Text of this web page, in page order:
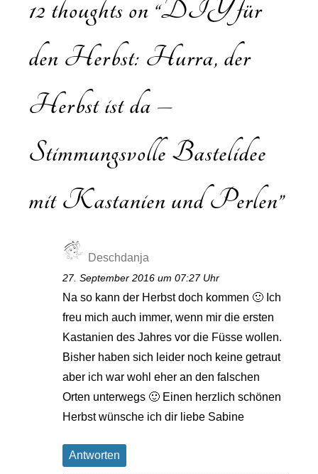
12 thoughts on “DIY für
den Herbst: Hurra, der
Herbst ist da –
Stimmungsvolle Bastelidee
mit Kastanien und Perlen”
Deschdanja
27. September 2016 um 07:27 Uhr
Na so kann der Herbst doch kommen 🙂 Ich
freu mich auch immer, wenn mir die ersten
Kastanien des Jahres vor die Füsse wollen.
Bisher haben sich leider noch keine getraut
aber ich war wohl eher an den falschen
Orten unterwegs 🙂 Einen herzlich schönen
Herbst wünsche ich dir liebe Sabine
Antworten